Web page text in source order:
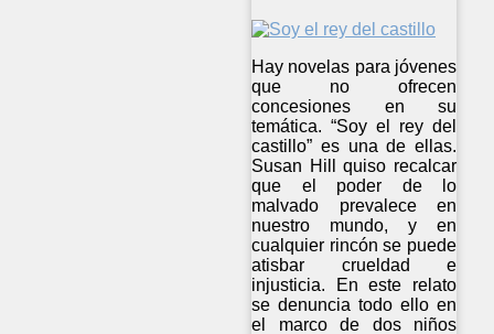
Hay novelas para jóvenes
que no ofrecen
concesiones en su
temática. “Soy el rey del
castillo” es una de ellas.
Susan Hill quiso recalcar
que el poder de lo
malvado prevalece en
nuestro mundo, y en
cualquier rincón se puede
atisbar crueldad e
injusticia. En este relato
se denuncia todo ello en
el marco de dos niños